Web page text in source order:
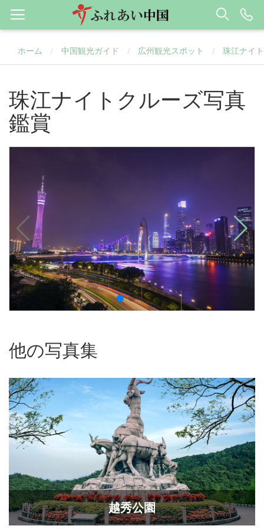
ホーム / 中国観光ガイド / 広州観光スポット / 珠江ナイ
珠江ナイトクルーズ写真
鑑賞
他の写真集
越秀公園